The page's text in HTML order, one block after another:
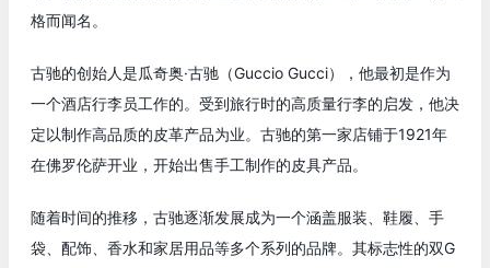
格而闻名。
古驰的创始人是瓜奇奥·古驰（Guccio Gucci），他最初是作为
一个酒店行李员工作的。受到旅行时的高质量行李的启发，他决
定以制作高品质的皮革产品为业。古驰的第一家店铺于1921年
在佛罗伦萨开业，开始出售手工制作的皮具产品。
随着时间的推移，古驰逐渐发展成为一个涵盖服装、鞋履、手
袋、配饰、香水和家居用品等多个系列的品牌。其标志性的双G